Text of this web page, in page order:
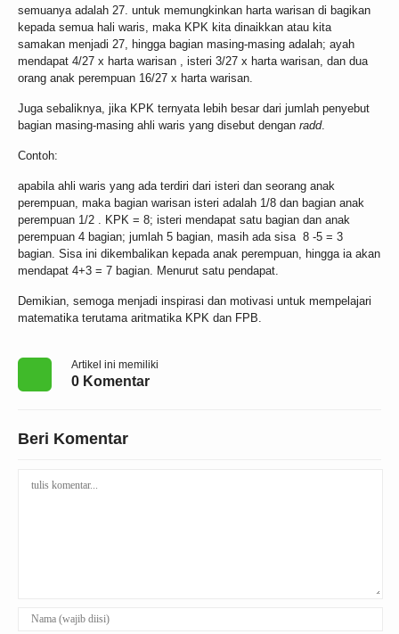
semuanya adalah 27. untuk memungkinkan harta warisan di bagikan
kepada semua hali waris, maka KPK kita dinaikkan atau kita
samakan menjadi 27, hingga bagian masing-masing adalah; ayah
mendapat 4/27 x harta warisan , isteri 3/27 x harta warisan, dan dua
orang anak perempuan 16/27 x harta warisan.
Juga sebaliknya, jika KPK ternyata lebih besar dari jumlah penyebut
bagian masing-masing ahli waris yang disebut dengan radd.
Contoh:
apabila ahli waris yang ada terdiri dari isteri dan seorang anak
perempuan, maka bagian warisan isteri adalah 1/8 dan bagian anak
perempuan 1/2 . KPK = 8; isteri mendapat satu bagian dan anak
perempuan 4 bagian; jumlah 5 bagian, masih ada sisa 8 -5 = 3
bagian. Sisa ini dikembalikan kepada anak perempuan, hingga ia akan
mendapat 4+3 = 7 bagian. Menurut satu pendapat.
Demikian, semoga menjadi inspirasi dan motivasi untuk mempelajari
matematika terutama aritmatika KPK dan FPB.
Artikel ini memiliki
0 Komentar
Beri Komentar